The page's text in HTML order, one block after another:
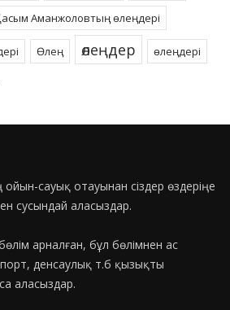
Аманжоловтың өлеңдері
Өлең өлеңдер өлеңдері
ойын-сауық отауынан сіздер өздеріңе
сусындай аласыздар.
арналған, бұл бөлімнен ас
денсаулық т.б қызықты
аласыздар.